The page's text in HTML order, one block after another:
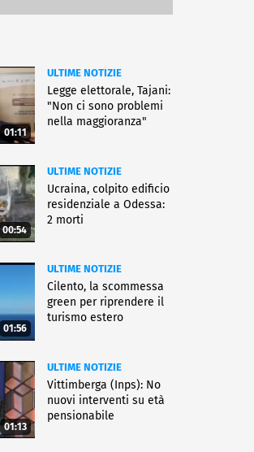
01:11
ULTIME NOTIZIE
Legge elettorale, Tajani:
"Non ci sono problemi
nella maggioranza"
00:54
ULTIME NOTIZIE
Ucraina, colpito edificio
residenziale a Odessa:
2 morti
01:56
ULTIME NOTIZIE
Cilento, la scommessa
green per riprendere il
turismo estero
01:13
ULTIME NOTIZIE
Vittimberga (Inps): No
nuovi interventi su età
pensionabile